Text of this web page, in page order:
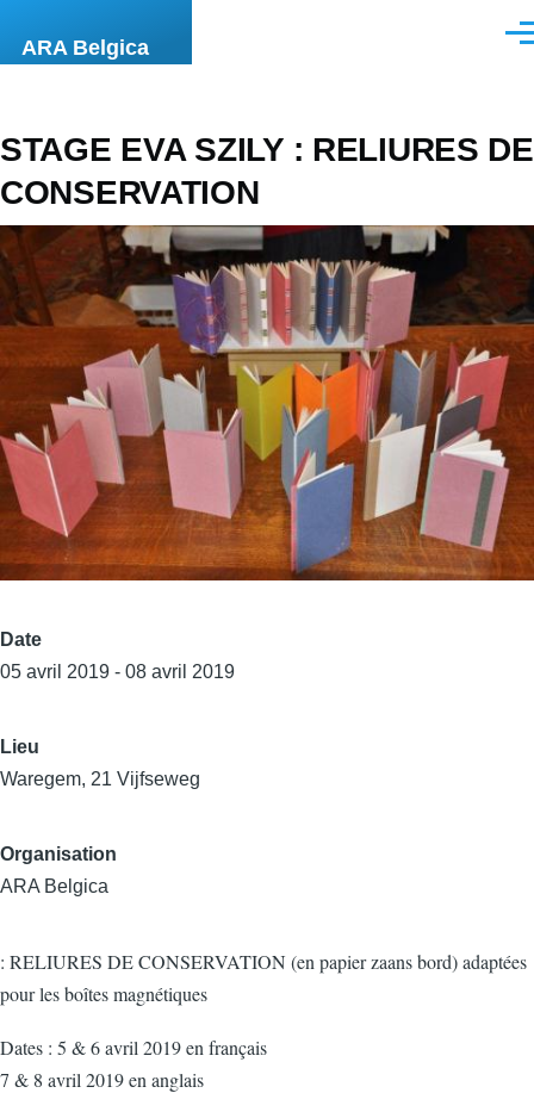
ARA Belgica
STAGE EVA SZILY : RELIURES DE
CONSERVATION
Date
05 avril 2019 - 08 avril 2019
Lieu
Waregem, 21 Vijfseweg
Organisation
ARA Belgica
: RELIURES DE CONSERVATION (en papier zaans bord) adaptées
pour les boîtes magnétiques
Dates : 5 & 6 avril 2019 en français
7 & 8 avril 2019 en anglais